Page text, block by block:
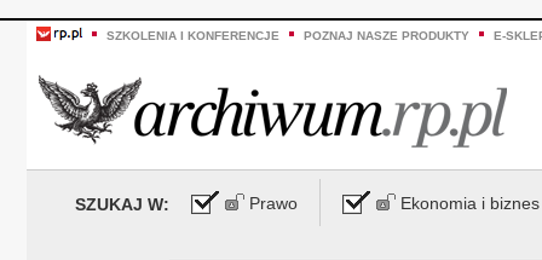
SZKOLENIA I KONFERENCJE POZNAJ NASZE PRODUKTY E-
SZUKAJ W: Prawo Ekonomia i biznes